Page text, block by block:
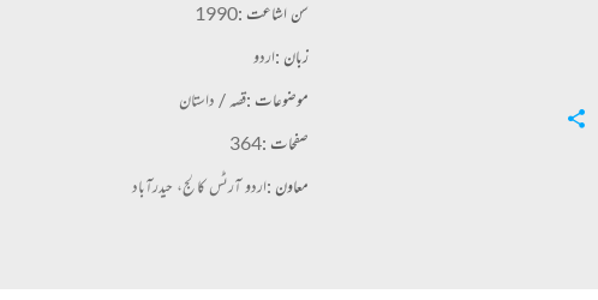
سن اشاعت :1990
زبان :اردو
موضوعات :قصہ / داستان
صفحات :364
معاون :اردو آرٹس کالج، حیدرآباد